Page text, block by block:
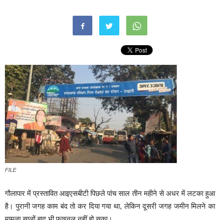
FILE
गौलापार में प्रस्तावित आइएसबीटी पिछले पांच साल तीन महीने से अधर में लटका हुआ
है। पुरानी जगह काम बंद तो कर दिया गया था, लेकिन दूसरी जगह जमीन मिलने का